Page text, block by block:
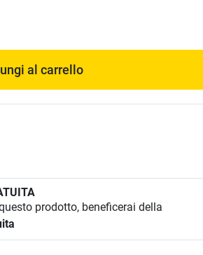
al carrello
prodotto, beneficerai della